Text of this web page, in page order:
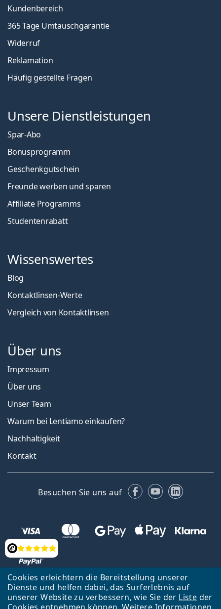
Cookies erleichtern die Bereitstellung unserer
Dienste und helfen dabei, das Surferlebnis auf
unserer Website zu verbessern, wie Sie der Liste der
Bewertung
Kundenbereich
365 Tage Umtauschgarantie
Widerruf
Reklamation
Häufig gestellte Fragen
Unsere Dienstleistungen
Spar-Abo
Bonusprogramm
Geschenkgutschein
Freunde werben und sparen
Affiliate Programms
Studentenrabatt
Wissenswertes
Blog
Kontaktlinsen-Werte
Vergleich von Kontaktlinsen
Über uns
Impressum
Über uns
Unser Team
Warum bei Lentiamo einkaufen?
Nachhaltigkeit
Kontakt
Besuchen Sie uns auf Facebook
YouTubeLinkedIn
Zurück zur Hauptseite
Nach oben